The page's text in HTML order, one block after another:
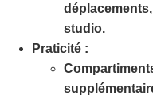
studio.
Praticité :